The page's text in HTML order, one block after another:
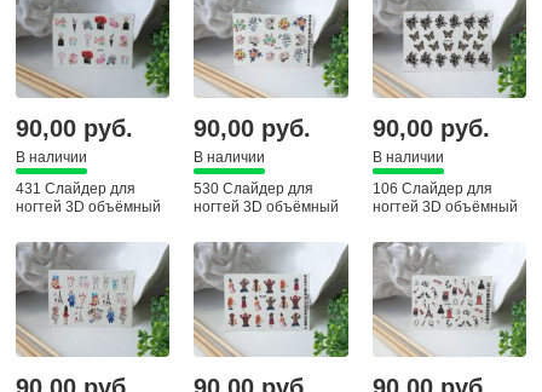
90,00 руб.
В наличии
431 Слайдер для
ногтей 3D объёмный
90,00 руб.
В наличии
530 Слайдер для
ногтей 3D объёмный
90,00 руб.
В наличии
106 Слайдер для
ногтей 3D объёмный